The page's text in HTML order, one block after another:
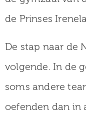
de Prinses
De stap naar de
volgende. In de
soms andere
oefenden dan in